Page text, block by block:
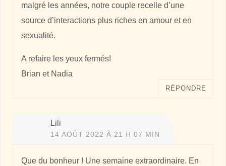
malgré les années, notre couple recelle d’une
source d’interactions plus riches en amour et en
sexualité.
A refaire les yeux fermés!
Brian et Nadia
RÉPONDRE
Lili
14 AOÛT 2022 À 21 H 07 MIN
Que du bonheur ! Une semaine extraordinaire. En